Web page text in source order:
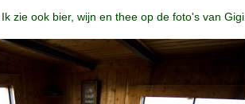
zie ook bier, wijn en thee op de foto's van Gigi.